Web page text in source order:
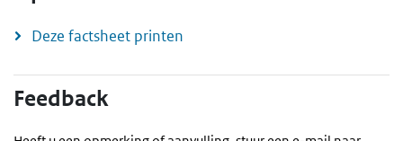
Deze factsheet printen
Feedback